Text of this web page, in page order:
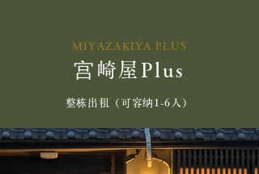
MIYAZAKIYA PLUS
宫崎屋Plus
整栋出租（可容纳1-6人）